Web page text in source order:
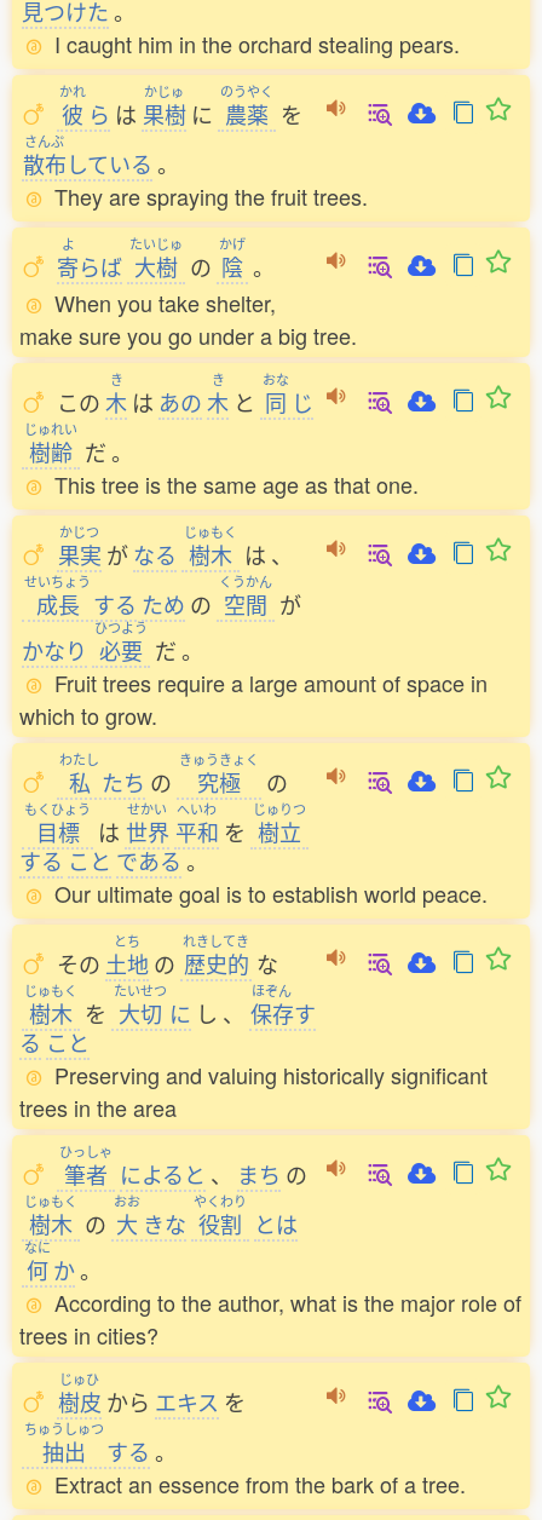
見つけた。
I caught him in the orchard stealing pears.
かれ
彼 ら は
かじゅ
果樹 に
のうやく
農薬 を
さんぷ
散布している 。
They are spraying the fruit trees.
よ
寄らば
たいじゅ
大樹 の
かげ
陰 。
When you take shelter,
make sure you go under a big tree.
この
き
木 は あの
き
木 と
おな
同 じ
じゅれい
樹齢 だ。
This tree is the same age as that one.
かじつ
果実 がなる
じゅもく
樹木 は 、
せいちょう
成長 する ため の
くうかん
空間 が
かなり
ひつよう
必要 だ。
Fruit trees require a large amount of space in
which to grow.
わたし
私 たち の
きゅうきょく
究極 の
もくひょう
目標 は
せかい
世界
へいわ
平和 を
じゅりつ
樹立
する こと である 。
Our ultimate goal is to establish world peace.
その
とち
土地の
れきしてき
歴史的 な
じゅもく
樹木 を
たいせつ
大切 に し 、
ほぞん
保存す
る こと
Preserving and valuing historically significant
trees in the area
ひっしゃ
筆者 によると 、 まち の
じゅもく
樹木 の
おお
大 きな
やくわり
役割 とは
なに
何か。
According to the author, what is the major role of
trees in cities?
じゅひ
樹皮 から エキス を
ちゅうしゅつ
抽出 する 。
Extract an essence from the bark of a tree.